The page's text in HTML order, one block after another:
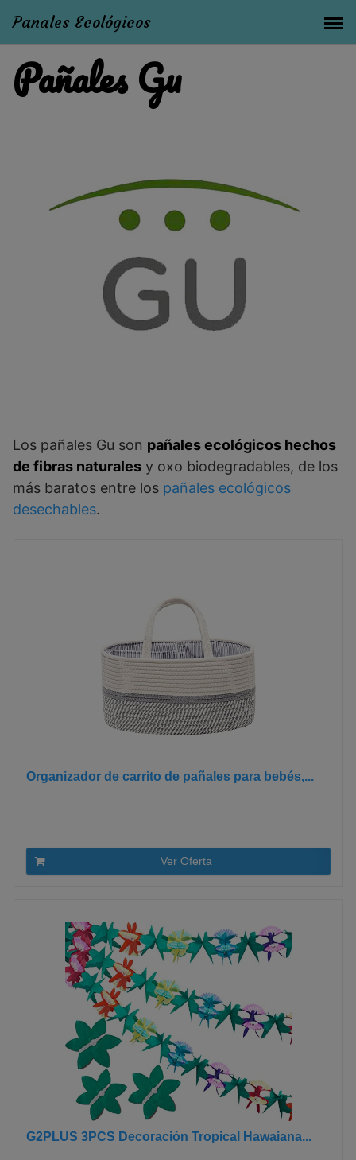
Panales Ecológicos
Pañales Gu
Los pañales Gu son pañales ecológicos hechos
de fibras naturales y oxo biodegradables, de los
más baratos entre los pañales ecológicos
desechables.
Organizador de carrito de pañales para bebés,...
Ver Oferta
G2PLUS 3PCS Decoración Tropical Hawaiana...